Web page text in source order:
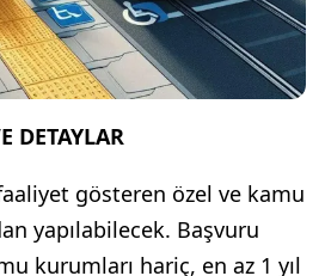
DETAYLAR
gösteren özel ve kamu
yapılabilecek. Başvuru
kurumları hariç, en az 1 yıl